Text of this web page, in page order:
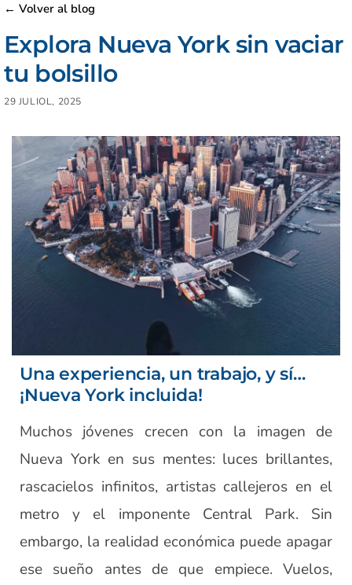
← Volver al blog
Explora Nueva York sin vaciar
tu bolsillo
29 JULIOL, 2025
Una experiencia, un trabajo, y sí…
¡Nueva York incluida!
Muchos jóvenes crecen con la imagen de
Nueva York en sus mentes: luces brillantes,
rascacielos infinitos, artistas callejeros en el
metro y el imponente Central Park. Sin
embargo, la realidad económica puede apagar
ese sueño antes de que empiece. Vuelos,